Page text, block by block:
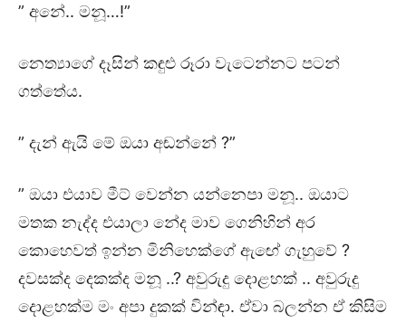
” අනේ.. මනූ…!”
නෙත්‍යාගේ දෑසින් කඳුළු රූරා වැටෙන්නට පටන්
ගත්තේය.
” දැන් ඇයි මේ ඔයා අඬන්නේ ?”
” ඔයා එයාව මීට් වෙන්න යන්නෙපා මනූ.. ඔයාට
මතක නැද්ද එයාලා නේද මාව ගෙනිහින් අර
කොහෙවත් ඉන්න මිනිහෙක්ගේ ඇඟේ ගැහුවේ ?
දවසක්ද දෙකක්ද මනූ ..? අවුරුදු දොළහක් .. අවුරුදු
දොළහක්ම මං අපා දුකක් වින්ඳා. ඒවා බලන්න ඒ කිසිම